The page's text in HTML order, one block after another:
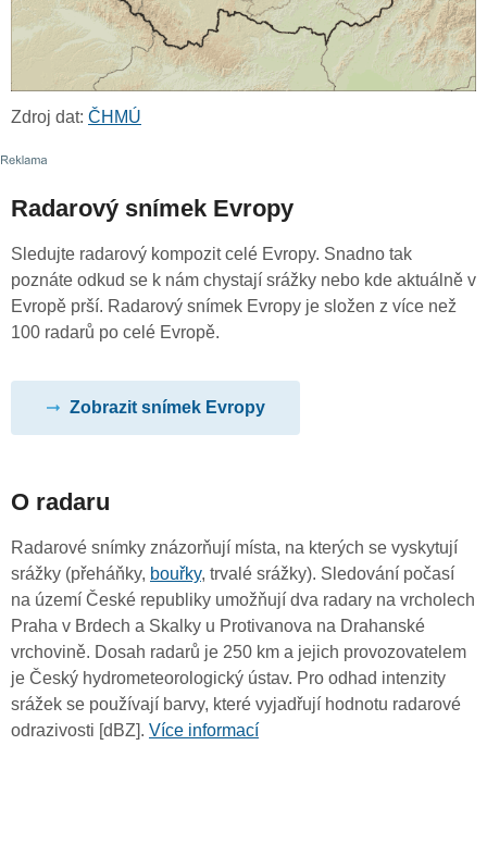
Zdroj dat: ČHMÚ
Radarový snímek Evropy
Sledujte radarový kompozit celé Evropy. Snadno tak
poznáte odkud se k nám chystají srážky nebo kde aktuálně v
Evropě prší. Radarový snímek Evropy je složen z více než
100 radarů po celé Evropě.
Zobrazit snímek Evropy
O radaru
Radarové snímky znázorňují místa, na kterých se vyskytují
srážky (přeháňky, bouřky, trvalé srážky). Sledování počasí
na území České republiky umožňují dva radary na vrcholech
Praha v Brdech a Skalky u Protivanova na Drahanské
vrchovině. Dosah radarů je 250 km a jejich provozovatelem
je Český hydrometeorologický ústav. Pro odhad intenzity
srážek se používají barvy, které vyjadřují hodnotu radarové
odrazivosti [dBZ]. Více informací